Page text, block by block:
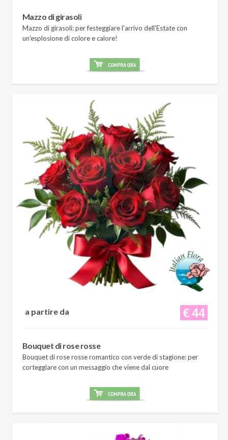
Mazzo di girasoli
Mazzo di girasoli: per festeggiare l'arrivo dell'Estate con
un'esplosione di colore e calore!
€ 44
a partire da
Bouquet di rose rosse
Bouquet di rose rosse romantico con verde di stagione: per
corteggiare con un messaggio che viene dal cuore